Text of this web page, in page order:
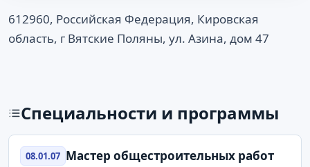
612960, Российская Федерация, Кировская
область, г Вятские Поляны, ул. Азина, дом 47
Специальности и программы
08.01.07 Мастер общестроительных работ